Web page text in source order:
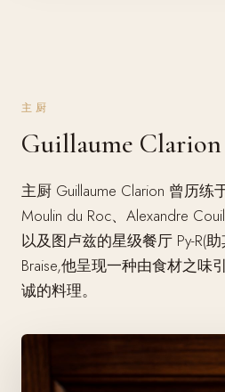
主厨
Guillaume Clarion
主厨 Guillaume Clarion 曾历
Moulin du Roc、Alexandre
以及图卢兹的星级餐厅 Py-R(
Braise,他呈现一种由食材之味
诚的料理。